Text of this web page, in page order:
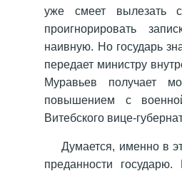
уже смеет вылезать
проигнорировать
наивную. Но государь
передает министру
Муравьев получает
повышением с
Витебского вице-
Думается, именно в
преданности